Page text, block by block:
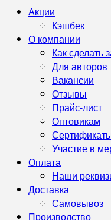
Акции
Кэшбек
О компании
Как сделать
Для авторов
Вакансии
Отзывы
Прайс-лист
Оптовикам
Участие в
Оплата
Наши
Доставка
Самовывоз
Производство